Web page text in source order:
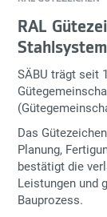
RAL
SÄBU trägt seit
(
Das
Planung,
bestätigt die
Leistungen und
Bauprozess.